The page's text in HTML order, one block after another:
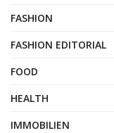
FASHION
FASHION EDITORIAL
FOOD
HEALTH
IMMOBILIEN